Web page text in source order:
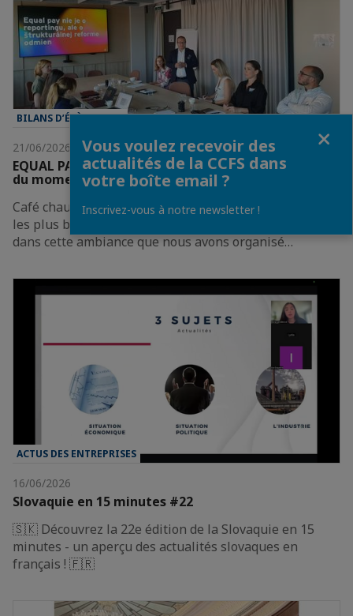
BILANS D’ÉVÈNEMENT
21/06/2026
EQUAL PAY ACT - Un des sujets RH les plus brûlants
du moment
Café chaud, viennoiseries fraîches et l’un des sujets RH
les plus brûlants du moment - EQUAL PAY ACT.C’est
dans cette ambiance que nous avons organisé…
ACTUS DES ENTREPRISES
16/06/2026
Slovaquie en 15 minutes #22
🇸🇰 Découvrez la 22e édition de la Slovaquie en 15
minutes - un aperçu des actualités slovaques en
français ! 🇫🇷
Vous voulez recevoir des
actualités de la CCFS dans
votre boîte email ?
Inscrivez-vous à notre newsletter !